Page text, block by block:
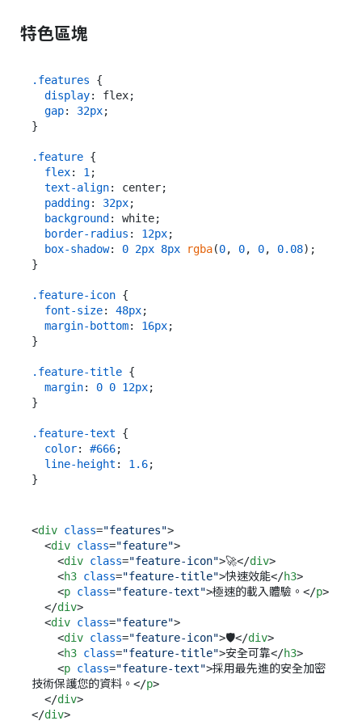
特色區塊
.features {
display: flex;
gap: 32px;
}
.feature {
flex: 1;
text-align: center;
padding: 32px;
background : white;
border-radius : 12px;
box-shadow: 0 2px 8px rgba(0, 0, 0, 0.08);
}
.feature-icon {
font-size: 48px;
margin-bottom: 16px;
}
.feature-title {
margin: 0 0 12px;
}
.feature-text {
color: #666;
line-height : 1.6;
<div class="features">
<div class="feature">
<div class="feature-icon">🚀</div>
<h3 class="feature-title">快速效能</h3>
<p class="feature-text">極速的載入體驗。 </p>
</div>
<div class="feature">
<div class="feature-icon">🛡️</div>
<h3 class="feature-title">安全可靠</h3>
<p class="feature-text">採用最先進的安全加密
技術保護您的資料。 </p>
</div>
</div>